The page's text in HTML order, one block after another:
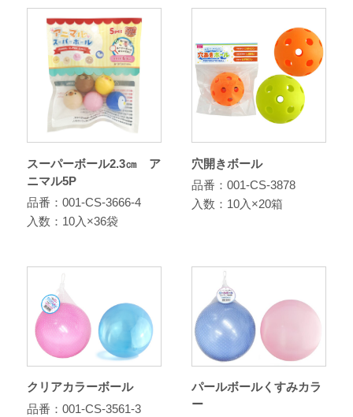
スーパーボール2.3㎝ ア
ニマル5P
品番：001-CS-3666-4
入数：10入×36袋
穴開きボール
品番：001-CS-3878
入数：10入×20箱
クリアカラーボール
品番：001-CS-3561-3
パールボールくすみカラ
ー